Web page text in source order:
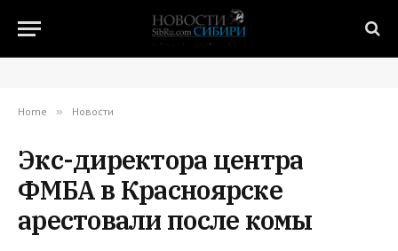
Home » Новости
Экс-директора центра
ФМБА в Красноярске
арестовали после комы